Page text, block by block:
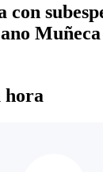
con
Muñeca
hora